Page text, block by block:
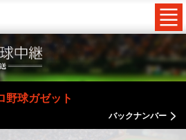
野球ガゼット
バックナンバー